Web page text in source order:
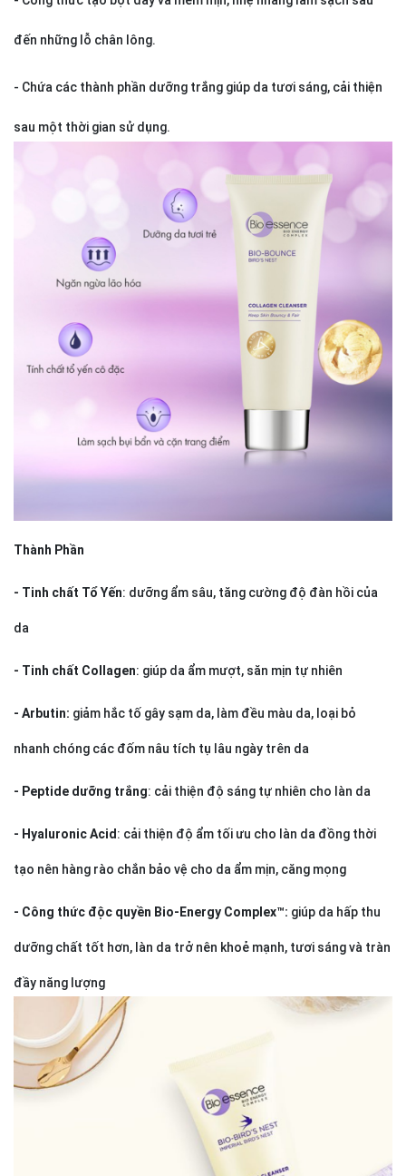
đến những lỗ chân lông.
- Chứa các thành phần dưỡng trắng giúp da tươi sáng, cải thiện
sau một thời gian sử dụng.
Thành Phần
- Tinh chất Tổ Yến: dưỡng ẩm sâu, tăng cường độ đàn hồi của
da
- Tinh chất Collagen: giúp da ẩm mượt, săn mịn tự nhiên
- Arbutin: giảm hắc tố gây sạm da, làm đều màu da, loại bỏ
nhanh chóng các đốm nâu tích tụ lâu ngày trên da
- Peptide dưỡng trắng: cải thiện độ sáng tự nhiên cho làn da
- Hyaluronic Acid : cải thiện độ ẩm tối ưu cho làn da đồng thời
tạo nên hàng rào chắn bảo vệ cho da ẩm mịn, căng mọng
- Công thức độc quyền Bio-Energy Complex™: giúp da hấp thu
dưỡng chất tốt hơn, làn da trở nên khoẻ mạnh, tươi sáng và tràn
đầy năng lượng